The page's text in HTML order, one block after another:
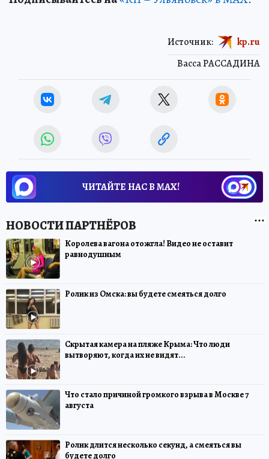
Васса РАССАДИНА
Источник: kp.ru
ЧИТАЙТЕ НАС В МАХ!
Королева вагона отожгла! Видео не оставит
равнодушным
Ролик из Омска: вы будете смеяться долго
Скрытая камера на пляже Крыма: Что люди
вытворяют, когда их не видят...
Что стало причиной громкого взрыва в Москве 7
августа
Ролик длится несколько секунд, а смеяться вы
будете долго